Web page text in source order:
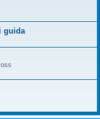
guida